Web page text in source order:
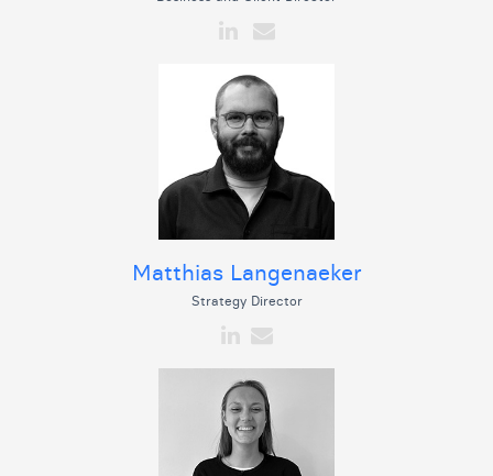
Matthias Langenaeker
Strategy Director